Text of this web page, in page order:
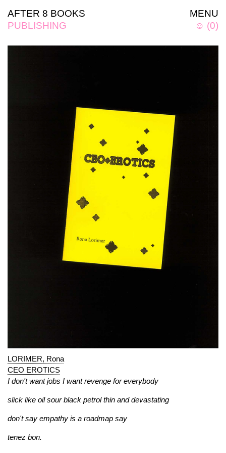
MENU
☺ (0)
AFTER 8 BOOKS
PUBLISHING
LORIMER, Rona
CEO EROTICS
I don't want jobs I want revenge for everybody
slick like oil sour black petrol thin and devastating
don't say empathy is a roadmap say
tenez bon.